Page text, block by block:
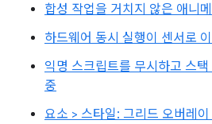
합성 작업을 거치지 않은 애니
하드웨어 동시 실행이 센서로
익명 스크립트를 무시하고 스
중
요소 > 스타일: 그리드 오버레